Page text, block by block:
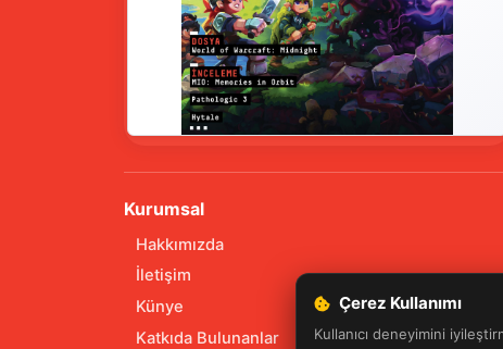
Çerez Kullanımı
Kullanıcı deneyimini
Kurumsal
Hakkımızda
İletişim
Künye
Katkıda Bulunanlar